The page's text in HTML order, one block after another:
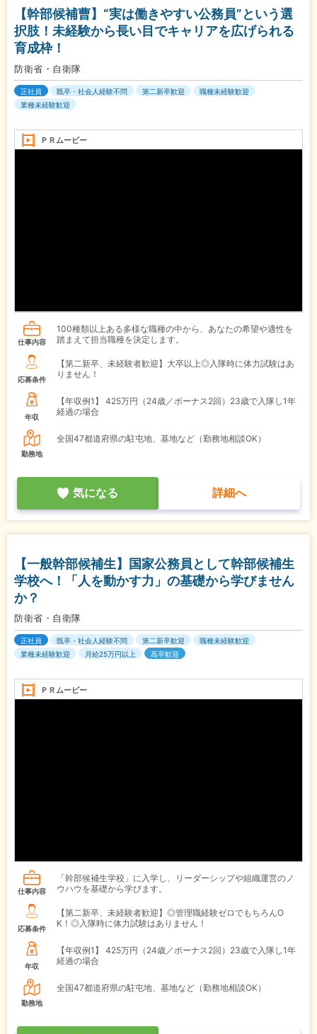
【幹部候補曹】“実は働きやすい公務員”という選
択肢！未経験から長い目でキャリアを広げられる
育成枠！
防衛省・自衛隊
正社員 既卒・社会人経験不問 第二新卒歓迎
職種未経験歓迎
業種未経験歓迎
ＰＲムービー
仕事内容
100種類以上ある多様な職種の中から、あなたの希望や適性を
踏まえて担当職種を決定します。
応募条件
【第二新卒、未経験者歓迎】大卒以上◎入隊時に体力試験はあ
りません！
年収
【年収例1】
425万円（24歳／ボーナス2回）23歳で入隊し1年
経過の場合
勤務地
全国47都道府県の駐屯地、基地など（勤務地相談OK）
気になる 詳細へ
【一般幹部候補生】国家公務員として幹部候補生
学校へ！「人を動かす力」の基礎から学びません
か？
防衛省・自衛隊
正社員 既卒・社会人経験不問 第二新卒歓迎
職種未経験歓迎
業種未経験歓迎
月給25万円以上 高卒歓迎
ＰＲムービー
仕事内容
「幹部候補生学校」に入学し、リーダーシップや組織運営のノ
ウハウを基礎から学びます。
応募条件
【第二新卒、未経験者歓迎】◎管理職経験ゼロでもちろんO
K！◎入隊時に体力試験はありません！
年収
【年収例1】
425万円（24歳／ボーナス2回）23歳で入隊し1年
経過の場合
勤務地
全国47都道府県の駐屯地、基地など（勤務地相談OK）